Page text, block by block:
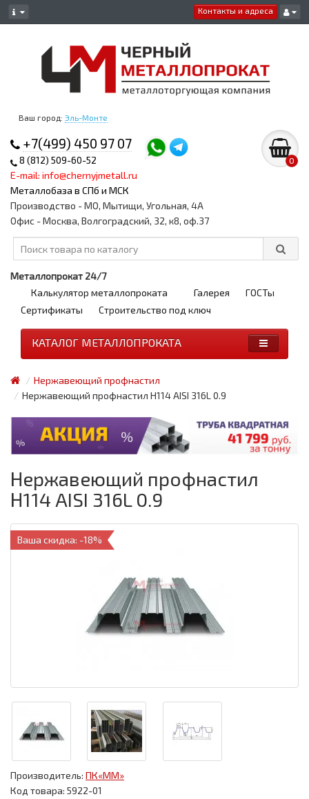
Контакты и адреса
Ваш город: Эль-Монте
+7(499) 450 97 07
8 (812) 509-60-52
E-mail: info@chernyjmetall.ru
Металлобаза в СПб и МСК
0
Производство - МО, Мытищи, Угольная, 4А
Офис - Москва, Волгоградский, 32, к8, оф.37
Металлопрокат 24/7
Калькулятор металлопроката
Галерея
ГОСТы
Сертификаты
Строительство под ключ
КАТАЛОГ МЕТАЛЛОПРОКАТА
Нержавеющий профнастил
Нержавеющий профнастил Н114 AISI 316L 0.9
Нержавеющий профнастил
Н114 AISI 316L 0.9
Ваша скидка: -18%
Производитель: ПК«ММ»
Код товара: 5922-01